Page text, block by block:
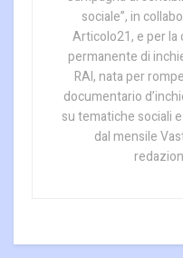
sociale”, in
Articolo21, e per la
permanente di
RAI, nata per
documentario
su tematiche sociali
dal mensile